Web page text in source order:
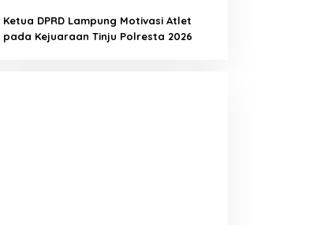
Ketua DPRD Lampung Motivasi Atlet
pada Kejuaraan Tinju Polresta 2026